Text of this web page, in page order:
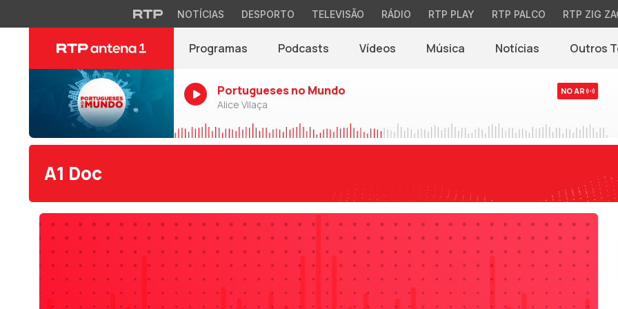
NOTÍCIAS DESPORTO TELEVISÃO RÁDIO RTP PLAY RTP PALCO RTP ZIG
Programas Podcasts Vídeos Música Notícias(abre em nova
Outros
Portugueses no Mundo
Alice Vilaça
NO AR
A1 Doc